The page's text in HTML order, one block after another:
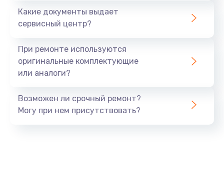
Какие документы выдает
сервисный центр?
При ремонте используются
оригинальные комплектующие
или аналоги?
Возможен ли срочный ремонт?
Могу при нем присутствовать?